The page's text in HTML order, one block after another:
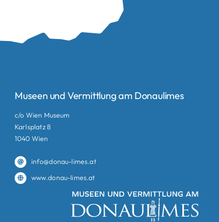
Museen und Vermittlung am Donaulimes
c/o Wien Museum
Karlsplatz 8
1040 Wien
info@donau-limes.at
www.donau-limes.at